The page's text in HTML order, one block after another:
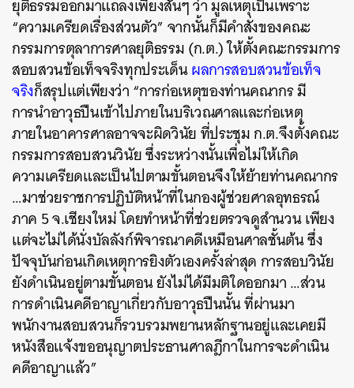
ยุติธรรมออกมาแถลงเพียงสั้นๆ ว่า มูลเหตุเป็นเพราะ
“ความเครียดเรื่องส่วนตัว” จากนั้นก็มีคำสั่งของคณะ
กรรมการตุลาการศาลยุติธรรม (ก.ต.) ให้ตั้งคณะกรรมการ
สอบสวนข้อเท็จจริงทุกประเด็นผลการสอบสวนข้อเท็จ
จริงก็สรุปแต่เพียงว่า “การก่อเหตุของท่านคณากร มี
การนำอาวุธปืนเข้าไปภายในบริเวณศาลและก่อเหตุ
ภายในอาคารศาลอาจจะผิดวินัย ที่ประชุม ก.ต.จึงตั้งคณะ
กรรมการสอบสวนวินัย ซึ่งระหว่างนั้นเพื่อไม่ให้เกิด
ความเครียดและเป็นไปตามขั้นตอนจึงให้ย้ายท่านคณากร
…มาช่วยราชการปฏิบัติหน้าที่ในกองผู้ช่วยศาลอุทธรณ์
ภาค 5 จ.เชียงใหม่ โดยทำหน้าที่ช่วยตรวจดูสำนวน เพียง
แต่จะไม่ได้นั่งบัลลังก์พิจารณาคดีเหมือนศาลชั้นต้น ซึ่ง
ปัจจุบันก่อนเกิดเหตุการยิงตัวเองครั้งล่าสุด การสอบวินัย
ยังดำเนินอยู่ตามขั้นตอน ยังไม่ได้มีมติใดออกมา …ส่วน
การดำเนินคดีอาญาเกี่ยวกับอาวุธปืนนั้น ที่ผ่านมา
พนักงานสอบสวนก็รวบรวมพยานหลักฐานอยู่และเคยมี
หนังสือแจ้งขออนุญาตประธานศาลฎีกาในการจะดำเนิน
คดีอาญาแล้ว”